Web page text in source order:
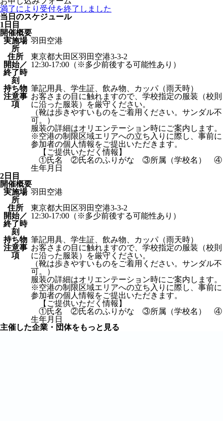
満了により受付を終了しました
当日のスケジュール
1日目
開催概要
実施場
所
羽田空港
住所
東京都大田区羽田空港3-3-2
開始／
終了時
刻
12:30-17:00（※多少前後する可能性あり）
持ち物 筆記用具、学生証、飲み物、カッパ（雨天時）
注意事
項
お客さまの目に触れますので、学校指定の服装（校則
に沿った服装）を厳守ください。
（靴は歩きやすいものをご着用ください。サンダル不
可。）
服装の詳細はオリエンテーション時にご案内します。
※空港の制限区域エリアへの立ち入りに際し、事前に
参加者の個人情報をご提出いただきます。
【ご提供いただく情報】
①氏名 ②氏名のふりがな ③所属（学校名） ④
生年月日
2日目
開催概要
実施場
所
羽田空港
住所
東京都大田区羽田空港3-3-2
開始／
終了時
刻
12:30-17:00（※多少前後する可能性あり）
持ち物 筆記用具、学生証、飲み物、カッパ（雨天時）
注意事
項
お客さまの目に触れますので、学校指定の服装（校則
に沿った服装）を厳守ください。
（靴は歩きやすいものをご着用ください。サンダル不
可。）
服装の詳細はオリエンテーション時にご案内します。
※空港の制限区域エリアへの立ち入りに際し、事前に
参加者の個人情報をご提出いただきます。
【ご提供いただく情報】
①氏名 ②氏名のふりがな ③所属（学校名） ④
生年月日
主催した企業・団体をもっと見る